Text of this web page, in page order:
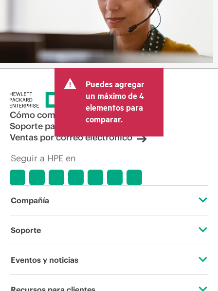
Puedes agregar
un máximo de 4
elementos para
comparar.
Cómo comprar
Soporte para productos
Ventas por correo electrónico
Seguir a HPE en
Compañía
Acerca de HPE
Soporte
Servicios de soporte operativo
Eventos y noticias
Eventos